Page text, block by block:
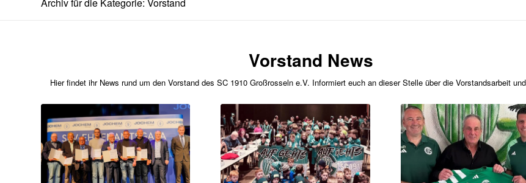
Vorstand News
Hier findet ihr News rund um den Vorstand des SC 1910 Großrosseln e.V. Informiert euch an dieser Stelle über die Vorstandsarbeit